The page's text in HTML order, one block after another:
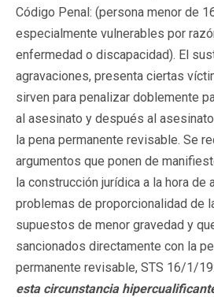
Código Penal: (persona menor de
especialmente vulnerables por
enfermedad o discapacidad). El
agravaciones, presenta ciertas
sirven para penalizar doblemente
al asesinato y después al
la pena permanente revisable. Se
argumentos que ponen de
la construcción jurídica a la hora de
problemas de proporcionalidad de
supuestos de menor gravedad y
sancionados directamente con la
permanente revisable, STS 16/1/19:
esta circunstancia